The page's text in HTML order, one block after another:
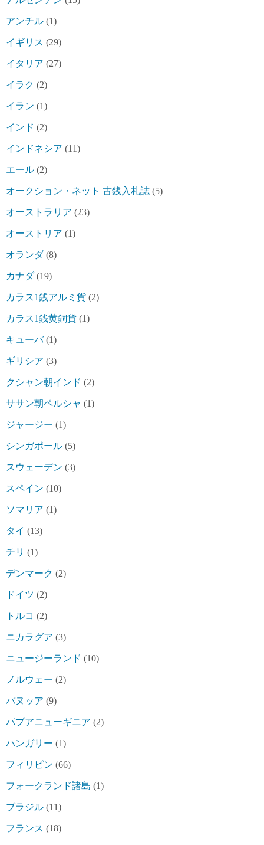
アンチル (1)
イギリス (29)
イタリア (27)
イラク (2)
イラン (1)
インド (2)
インドネシア (11)
エール (2)
オークション・ネット 古銭入札誌 (5)
オーストラリア (23)
オーストリア (1)
オランダ(8)
カナダ(19)
カラス1銭アルミ貨 (2)
カラス1銭黄銅貨 (1)
キューバ(1)
ギリシア (3)
クシャン朝インド (2)
ササン朝ペルシャ (1)
ジャージー (1)
シンガポール (5)
スウェーデン (3)
スペイン (10)
ソマリア (1)
タイ (13)
チリ (1)
デンマーク (2)
ドイツ (2)
トルコ (2)
ニカラグア (3)
ニュージーランド (10)
ノルウェー (2)
バヌッア (9)
パプアニューギニア (2)
ハンガリー (1)
フィリピン (66)
フォークランド諸島 (1)
ブラジル (11)
フランス (18)